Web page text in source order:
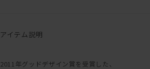
アイテム説明
2011年グッドデザイン賞を受賞した、